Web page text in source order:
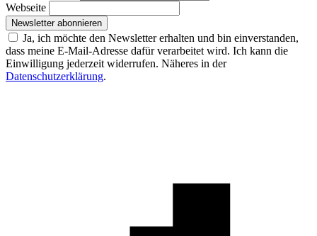
Webseite
Newsletter abonnieren
Ja, ich möchte den Newsletter erhalten und bin einverstanden,
dass meine E-Mail-Adresse dafür verarbeitet wird. Ich kann die
Einwilligung jederzeit widerrufen. Näheres in der
Datenschutzerklärung.